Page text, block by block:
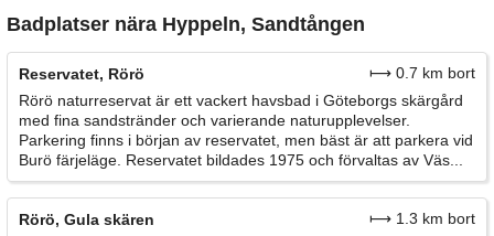
Badplatser nära Hyppeln, Sandtången
Reservatet, Rörö
⟼ 0.7 km bort
Rörö naturreservat är ett vackert havsbad i Göteborgs skärgård
med fina sandstränder och varierande naturupplevelser.
Parkering finns i början av reservatet, men bäst är att parkera vid
Burö färjeläge. Reservatet bildades 1975 och förvaltas av Väs...
Rörö, Gula skären
⟼ 1.3 km bort